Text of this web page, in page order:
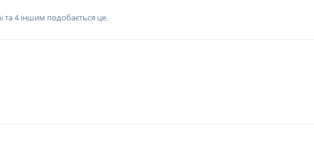
та4іншим подобається це.